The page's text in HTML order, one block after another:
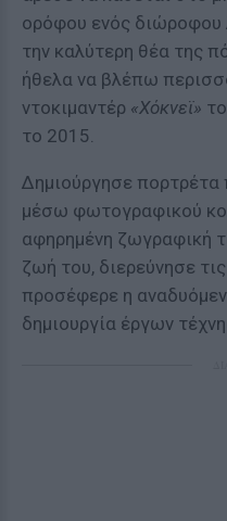
ορόφου ενός διώροφου
την καλύτερη θέα της
ήθελα να βλέπω
ντοκιμαντέρ «Χόκνεϊ»
το 2015.
Δημιούργησε πορτρέτα
μέσω φωτογραφικού
αφηρημένη ζωγραφική
ζωή του, διερεύνησε
προσέφερε η
δημιουργία έργων